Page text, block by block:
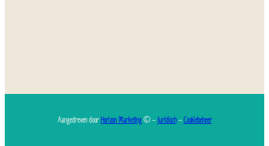
Aangedreven doorHorizon Marketing© – Juridisch–Cookiebeheer